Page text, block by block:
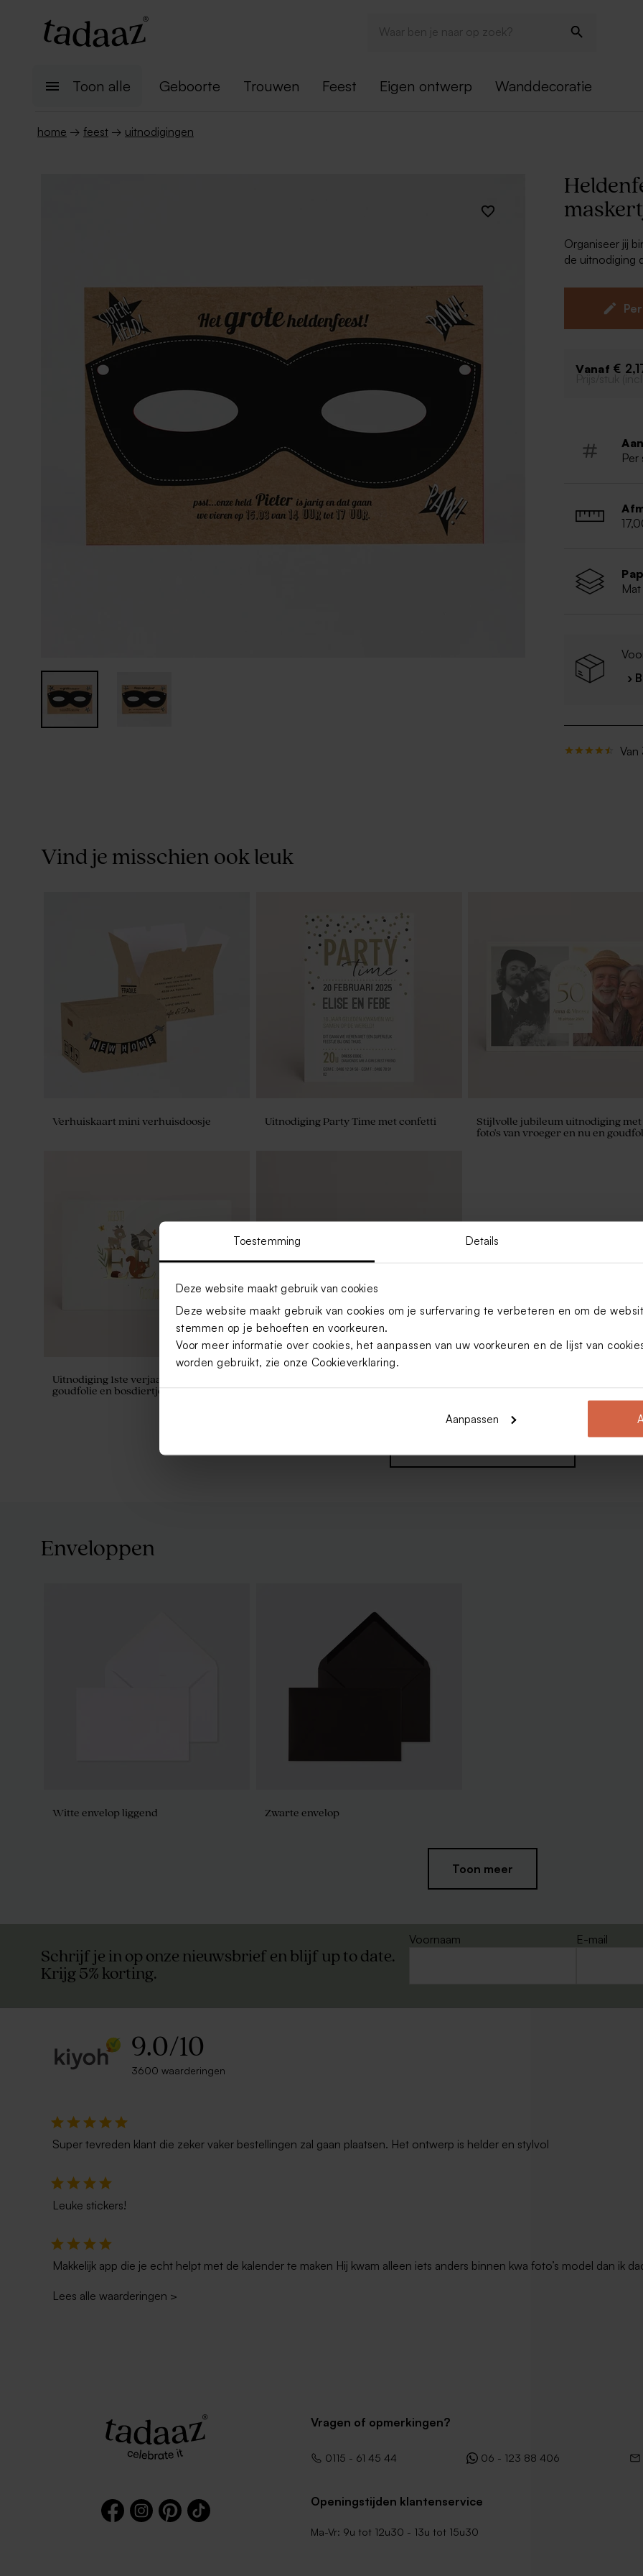
Toestemming Details
Deze website maakt gebruik van cookies
Deze website maakt gebruik van cookies om je surfervaring te verbeteren en om de
stemmen op je behoeften en voorkeuren.
Voor meer informatie over cookies, het aanpassen van uw voorkeuren en de lijst van
worden gebruikt, zie onze Cookieverklaring.
Aanpassen
Toon alle Geboorte Trouwen Feest Eigen ontwerp Wanddecoratie
home → feest → uitnodigingen
Organiseer jij
de uitnodiging
allemaal met
You're already
Vanaf €
Prijs/stuk
Per
›
Vind je misschien ook leuk
Verhuiskaart mini verhuisdoosje Uitnodiging Party Time met confetti
Stijlvolle jubileum uitnodiging met
foto's van vroeger en nu en
Uitnodiging 1ste verjaardag met
goudfolie en bosdiertjes
Enveloppen
Witte envelop liggend Zwarte envelop
Bruine kraft enveloppe
Toon meer
Schrijf je in op onze nieuwsbrief en blijf up to date.
Krijg 5% korting.
Voornaam
E-mail
9.0/10
3600 waarderingen
Super tevreden klant die zeker vaker bestellingen zal gaan plaatsen. Het ontwerp is helder en stylvol
Leuke stickers!
Makkelijk app die je echt helpt met de kalender te maken Hij kwam alleen iets anders binnen kwa foto’s model dan ik
Lees alle waarderingen >
Vragen of opmerkingen?
0115 - 61 45 44 06 - 123 88 406
Openingstijden klantenservice
Ma-Vr: 9u tot 12u30 - 13u tot 15u30